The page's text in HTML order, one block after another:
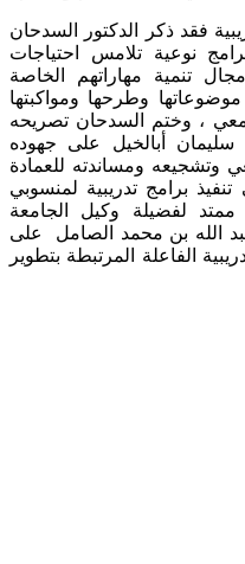
فقد ذكر الدكتور السدحان
نوعية تلامس احتياجات
تنمية مهاراتهم الخاصة
موضوعاتها وطرحها ومواكبتها
، وختم السدحان تصريحه
أبالخيل على جهوده
وتشجيعه ومساندته للعمادة
برامج تدريبية لمنسوبي
ممتد لفضيلة وكيل الجامعة
الله بن محمد الصامل على
الفاعلة المرتبطة بتطوير